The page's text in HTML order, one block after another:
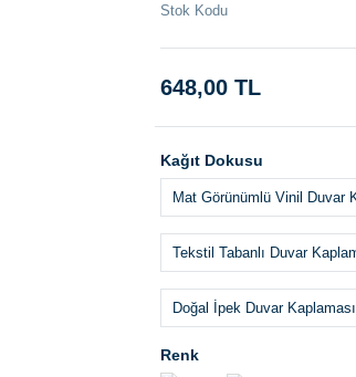
Stok Kodu
648,00 TL
Kağıt Dokusu
Mat Görünümlü Vinil Duvar
Tekstil Tabanlı Duvar
Doğal İpek Duvar Kaplaması
Renk